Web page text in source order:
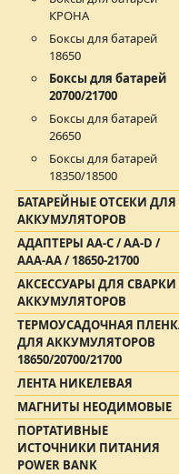
КРОНА
Боксы для батарей
18650
Боксы для батарей
20700/21700
Боксы для батарей
26650
Боксы для батарей
18350/18500
БАТАРЕЙНЫЕ ОТСЕКИ ДЛЯ
АККУМУЛЯТОРОВ
АДАПТЕРЫ АА-С / АА-D /
AAA-AA / 18650-21700
АКСЕССУАРЫ ДЛЯ СВАРКИ
АККУМУЛЯТОРОВ
ТЕРМОУСАДОЧНАЯ
ДЛЯ АККУМУЛЯТОРОВ
18650/20700/21700
ЛЕНТА НИКЕЛЕВАЯ
МАГНИТЫ НЕОДИМОВЫЕ
ПОРТАТИВНЫЕ
ИСТОЧНИКИ ПИТАНИЯ
POWER BANK